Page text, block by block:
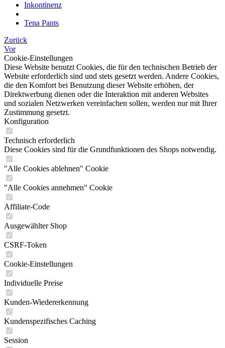
Inkontinenz
Tena Pants
Zurück
Vor
Cookie-Einstellungen
Diese Website benutzt Cookies, die für den technischen Betrieb der
Website erforderlich sind und stets gesetzt werden. Andere Cookies,
die den Komfort bei Benutzung dieser Website erhöhen, der
Direktwerbung dienen oder die Interaktion mit anderen Websites
und sozialen Netzwerken vereinfachen sollen, werden nur mit Ihrer
Zustimmung gesetzt.
Konfiguration
Technisch erforderlich
Diese Cookies sind für die Grundfunktionen des Shops notwendig.
"Alle Cookies ablehnen" Cookie
"Alle Cookies annehmen" Cookie
Affiliate-Code
Ausgewählter Shop
CSRF-Token
Cookie-Einstellungen
Individuelle Preise
Kunden-Wiedererkennung
Kundenspezifisches Caching
Session